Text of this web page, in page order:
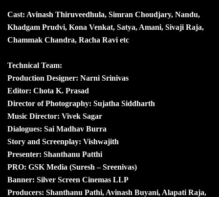
Cast: Avinash Thiruveedhula, Simran Choudjary, Nandu,
Khadgam Prudvi, Kona Venkat, Satya, Amani, Sivaji Raja,
Chammak Chandra, Racha Ravi etc
Technical Team:
Production Designer: Narni Srinivas
Editor: Chota K. Prasad
Director of Photography: Sujatha Siddharth
Music Director: Vivek Sagar
Dialogues: Sai Madhav Burra
Story and Screenplay: Vishwajith
Presenter: Shanthanu Patthi
PRO: GSK Media (Suresh – Sreenivas)
Banner: Silver Screen Cinemas LLP
Producers: Shanthanu Pathi, Avinash Buyani, Alapati Raja,